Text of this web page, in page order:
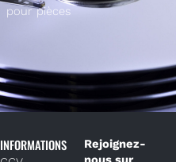
pour pièces
INFORMATIONS
Rejoignez-